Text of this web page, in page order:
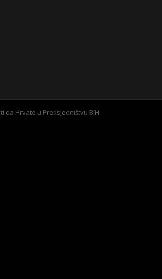
da Hrvate u Predsjedništvu BiH